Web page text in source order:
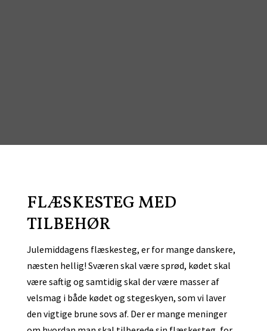
FLÆSKESTEG MED
TILBEHØR
Julemiddagens flæskesteg, er for mange danskere,
næsten hellig! Sværen skal være sprød, kødet skal
være saftig og samtidig skal der være masser af
velsmag i både kødet og stegeskyen, som vi laver
den vigtige brune sovs af. Der er mange meninger